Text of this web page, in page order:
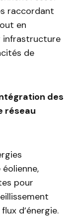
raccordant
en
infrastructure
de
des
réseau
pour
d’énergie.